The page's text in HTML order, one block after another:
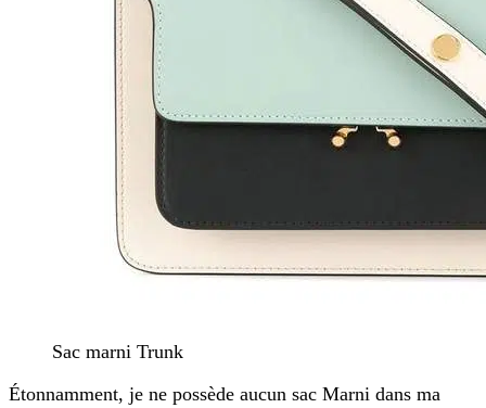
Sac marni Trunk
Étonnamment, je ne possède aucun sac Marni dans ma